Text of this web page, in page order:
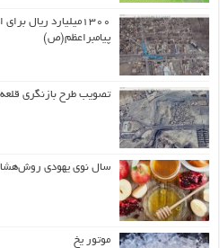
۱۳۰۰میلیارد ریال
پیامبراعظم(ص)
تصویب طرح بازنگری
سال نوی یهودی
موتور یخ